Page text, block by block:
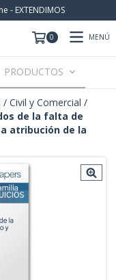
- EXTENDIMOS
0 MENÚ
PRODUCTOS
/ Civil y Comercial /
de la falta de
atribución de la